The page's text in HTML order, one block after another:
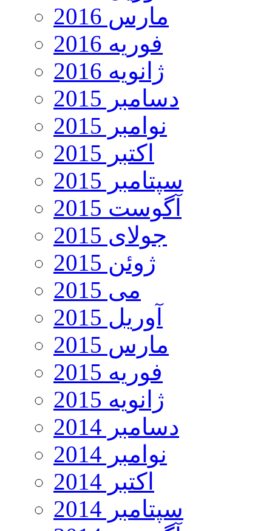
مارس 2016
فوریه 2016
ژانویه 2016
دسامبر 2015
نوامبر 2015
اکتبر 2015
سپتامبر 2015
آگوست 2015
جولای 2015
ژوئن 2015
می 2015
آوریل 2015
مارس 2015
فوریه 2015
ژانویه 2015
دسامبر 2014
نوامبر 2014
اکتبر 2014
سپتامبر 2014